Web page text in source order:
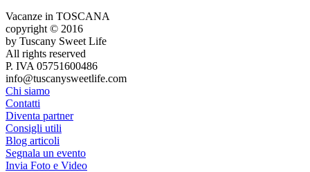
Vacanze in TOSCANA
copyright © 2016
by Tuscany Sweet Life
All rights reserved
P. IVA 05751600486
info@tuscanysweetlife.com
Chi siamo
Contatti
Diventa partner
Consigli utili
Blog articoli
Segnala un evento
Invia Foto e Video